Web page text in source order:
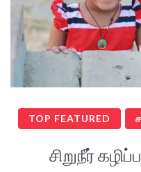
TOP FEATURED
சிறுநீர்